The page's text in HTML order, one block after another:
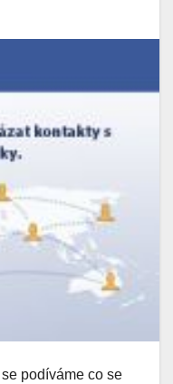
podíváme co se